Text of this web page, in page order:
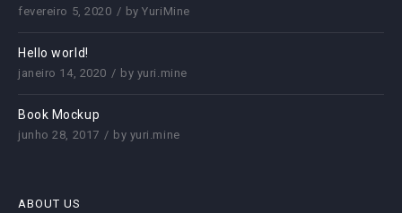
fevereiro 5, 2020 byYuriMine
Hello world!
janeiro 14, 2020 by yuri.mine
Book Mockup
junho 28, 2017 by yuri.mine
ABOUT US